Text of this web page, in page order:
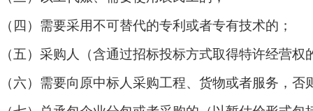
（四）需要采用不可替代的专利或者专有技术的；
（五）采购人（含通过招标投标方式取得特许经营
（六）需要向原中标人采购工程、货物或者服务，